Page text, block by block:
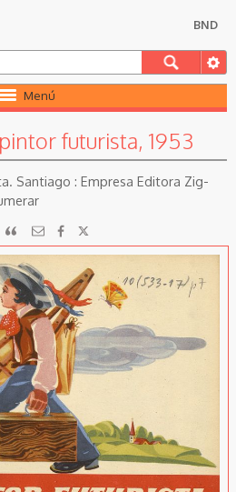
BND
Menú
futurista, 1953
Santiago : Empresa Editora Zig-
ReportarCitar